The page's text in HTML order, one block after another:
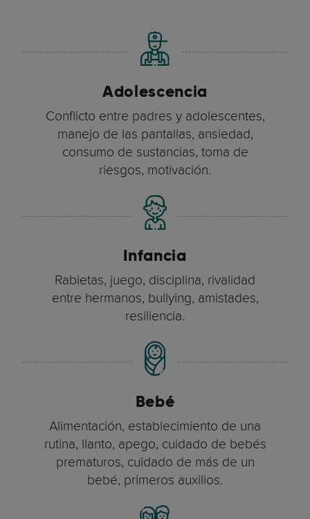
Adolescencia
Conflicto entre padres y adolescentes,
manejo de las pantallas, ansiedad,
consumo de sustancias, toma de
riesgos, motivación.
Infancia
Rabietas, juego, disciplina, rivalidad
entre hermanos, bullying, amistades,
resiliencia.
Bebé
Alimentación, establecimiento de una
rutina, llanto, apego, cuidado de bebés
prematuros, cuidado de más de un
bebé, primeros auxilios.